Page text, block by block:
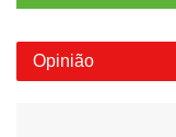
Opinião